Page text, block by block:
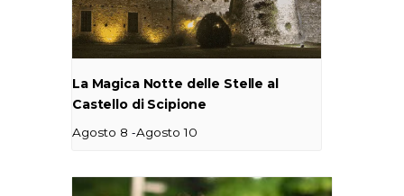
La Magica Notte delle Stelle al
Castello di Scipione
Agosto 8 -Agosto 10